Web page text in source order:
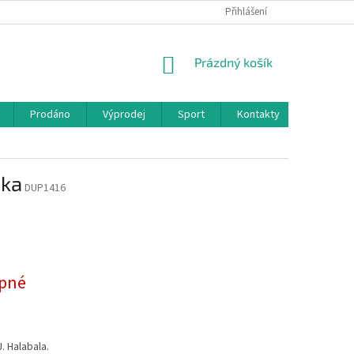
Přihlášení
NÁKUPNÍ
Prázdný košík
Prodáno Výprodej Sport
Kontakty
DUP1416
Halabala.